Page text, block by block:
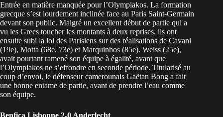
Entrée en matière manquée pour l’Olympiakos. La formation
grecque s’est lourdement inclinée face au Paris Saint-Germain
devant son public. Malgré un excellent début de partie qui a
vu les Grecs toucher les montants à deux reprises, ils ont
ensuite subi la loi des Parisiens sur des réalisations de Cavani
(19e), Motta (68e, 73e) et Marquinhos (85e). Weiss (25e),
avait pourtant ramené son équipe à égalité, avant que
l’Olympiakos ne s’effondre en seconde période. Titularisé au
coup d’envoi, le défenseur camerounais Gaëtan Bong a fait
une bonne entame de partie, avant de prendre l’eau comme
son équipe.